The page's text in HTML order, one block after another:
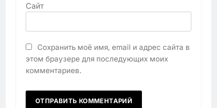
Сайт
Сохранить моё имя, email и адрес сайта в
этом браузере для последующих моих
комментариев.